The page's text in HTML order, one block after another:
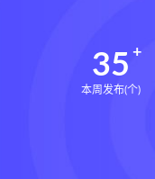
35
本周发布(个)